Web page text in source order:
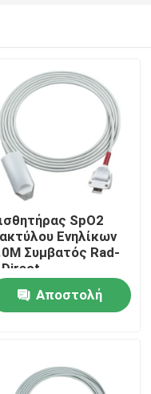
SpO2
Ενηλίκων
Συμβατός Rad-
Direct
Αποστολή